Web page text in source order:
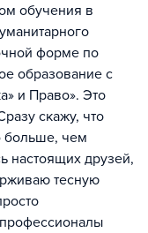
обучения в
форме по
образование с
и Право». Это
скажу, что
больше, чем
настоящих друзей,
тесную